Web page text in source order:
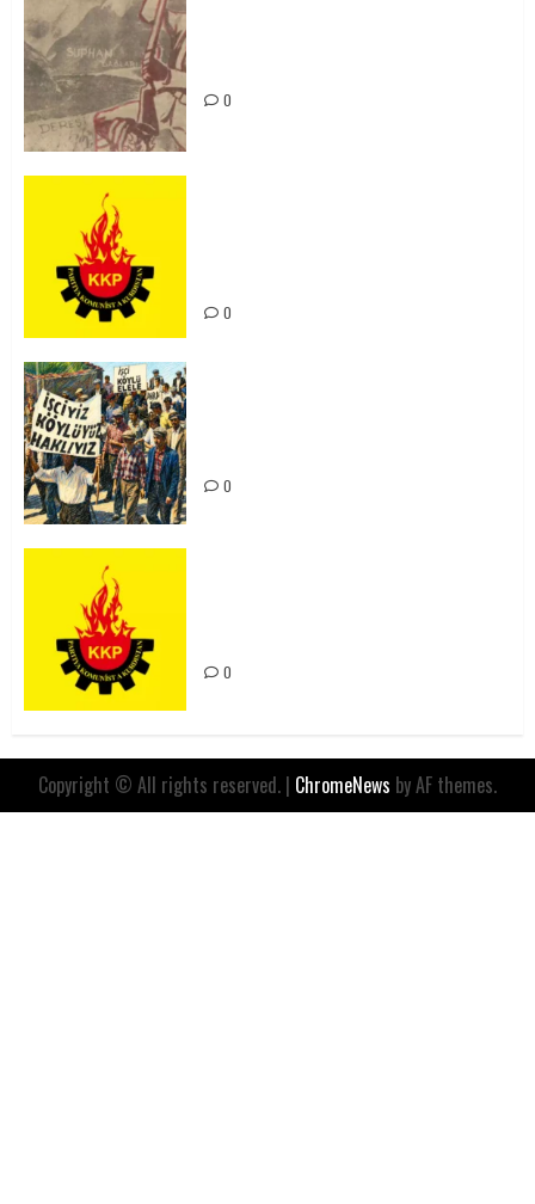
0
0
0
0
Copyright © All rights reserved. | ChromeNews by AF themes.